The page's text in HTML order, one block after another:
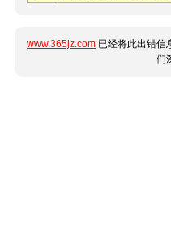
www.365jz.com 已经将此出错信
们